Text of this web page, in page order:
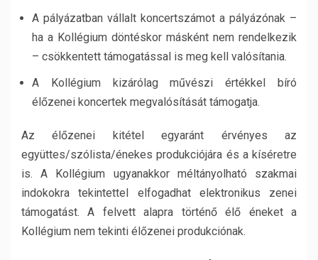
A pályázatban vállalt koncertszámot a pályázónak –
ha a Kollégium döntéskor másként nem rendelkezik
– csökkentett támogatással is meg kell valósítania.
A Kollégium kizárólag művészi értékkel bíró
élőzenei koncertek megvalósítását támogatja.
Az élőzenei kitétel egyaránt érvényes az
együttes/szólista/énekes produkciójára és a kíséretre
is. A Kollégium ugyanakkor méltányolható szakmai
indokokra tekintettel elfogadhat elektronikus zenei
támogatást. A felvett alapra történő élő éneket a
Kollégium nem tekinti élőzenei produkciónak.